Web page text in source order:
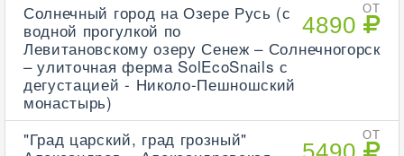
ОТ
4890
Солнечный город на Озере Русь (с
водной прогулкой по
Левитановскому озеру Сенеж – Солнечногорск
– улиточная ферма SolEcoSnails с
дегустацией - Николо-Пешношский
монастырь)
ОТ
"Град царский, град грозный"